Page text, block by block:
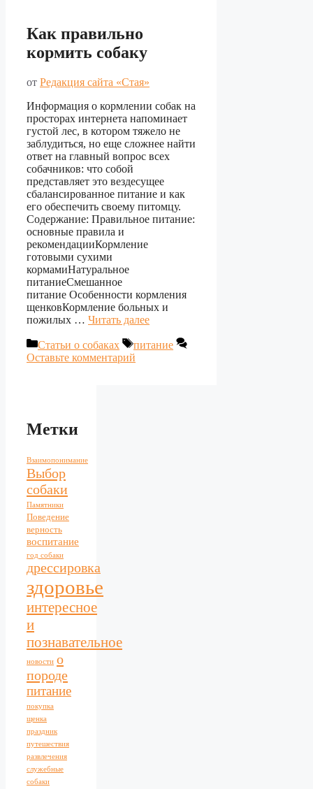
Как правильно
кормить собаку
от Редакция сайта «Стая»
Информация о кормлении собак на
просторах интернета напоминает
густой лес, в котором тяжело не
заблудиться, но еще сложнее найти
ответ на главный вопрос всех
собачников: что собой
представляет это вездесущее
сбалансированное питание и как
его обеспечить своему питомцу.
Содержание: Правильное питание:
основные правила и
рекомендацииКормление
готовыми сухими
кормамиНатуральное
питаниеСмешанное
питание Особенности кормления
щенковКормление больных и
пожилых … Читать далее
Рубрики
Статьи о собаках Метки
питание
Оставьте комментарий
Метки
Взаимопонимание
Выбор
собаки
Памятники
Поведение
верность
воспитание
год собаки
дрессировка
здоровье
интересное
и
познавательное
новости о
породе
питание
покупка
щенка
праздник
путешествия
развлечения
служебные
собаки